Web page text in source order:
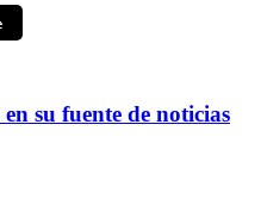
en su fuente de noticias